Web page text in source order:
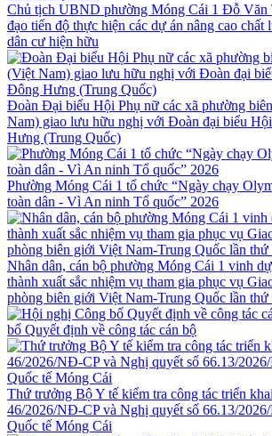
Chủ tịch UBND phường Móng Cái 1 Đỗ Văn
đạo tiến độ thực hiện các dự án nâng cao
dân cư hiện hữu
Đoàn Đại biểu Hội Phụ nữ các xã phường
Nam) giao lưu hữu nghị với Đoàn đại biểu
Hưng (Trung Quốc)
Phường Móng Cái 1 tổ chức “Ngày chạy
toàn dân - Vì An ninh Tổ quốc” 2026
Nhân dân, cán bộ phường Móng Cái 1 vinh
thành xuất sắc nhiệm vụ tham gia phục vụ
phòng biên giới Việt Nam-Trung Quốc lần thứ
bố Quyết định về công tác cán bộ
Thứ trưởng Bộ Y tế kiểm tra công tác triển
46/2026/NĐ-CP và Nghị quyết số 66.13/
Quốc tế Móng Cái